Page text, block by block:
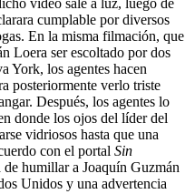
cumplable por diversos
En la misma filmación, que
Loera ser escoltado por dos
York, los agentes hacen
posteriormente verlo triste
Después, los agentes lo
donde los ojos del líder del
vidriosos hasta que una
con el portal Sin
humillar a Joaquín Guzmán
Unidos y una advertencia